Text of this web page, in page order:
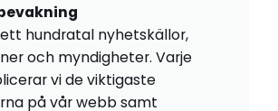
hundratal nyhetskällor,
och myndigheter. Varje
vi de viktigaste
på vår webb samt